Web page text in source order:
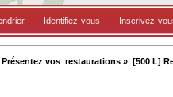
Identifiez-vous Inscrivez-
Présentez vos  restaurations » [500 L]